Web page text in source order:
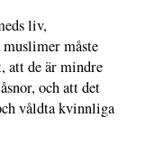
liv,
måste
att de är mindre
och att det
våldta kvinnliga